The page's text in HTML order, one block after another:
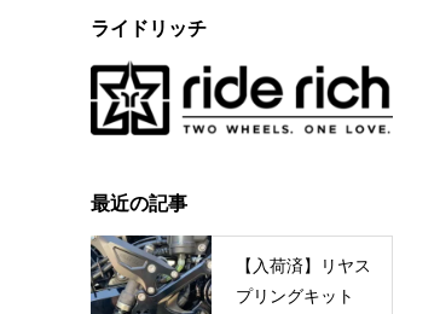
ライドリッチ
最近の記事
【入荷済】リヤス
プリングキット